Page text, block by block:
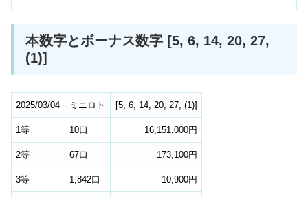
本数字とボーナス数字 [5, 6, 14, 20, 27,
(1)]
2025/03/04 ミニロト [5, 6, 14, 20, 27, (1)]
1等 10口 16,151,000円
2等 67口 173,100円
3等 1,842口 10,900円